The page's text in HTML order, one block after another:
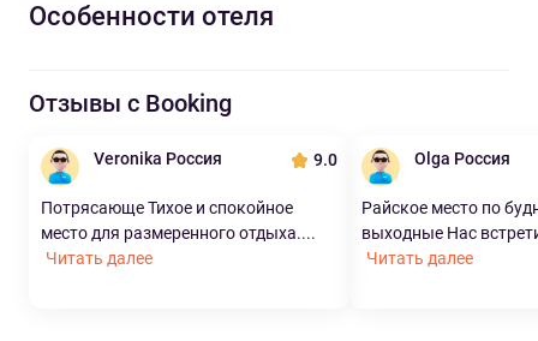
Особенности отеля
Отзывы с Booking
Veronika Россия 9.0
Потрясающе Тихое и спокойное
место для размеренного отдыха....
Читать далее
Olga Россия
Райское место по
выходные Нас
Читать далее